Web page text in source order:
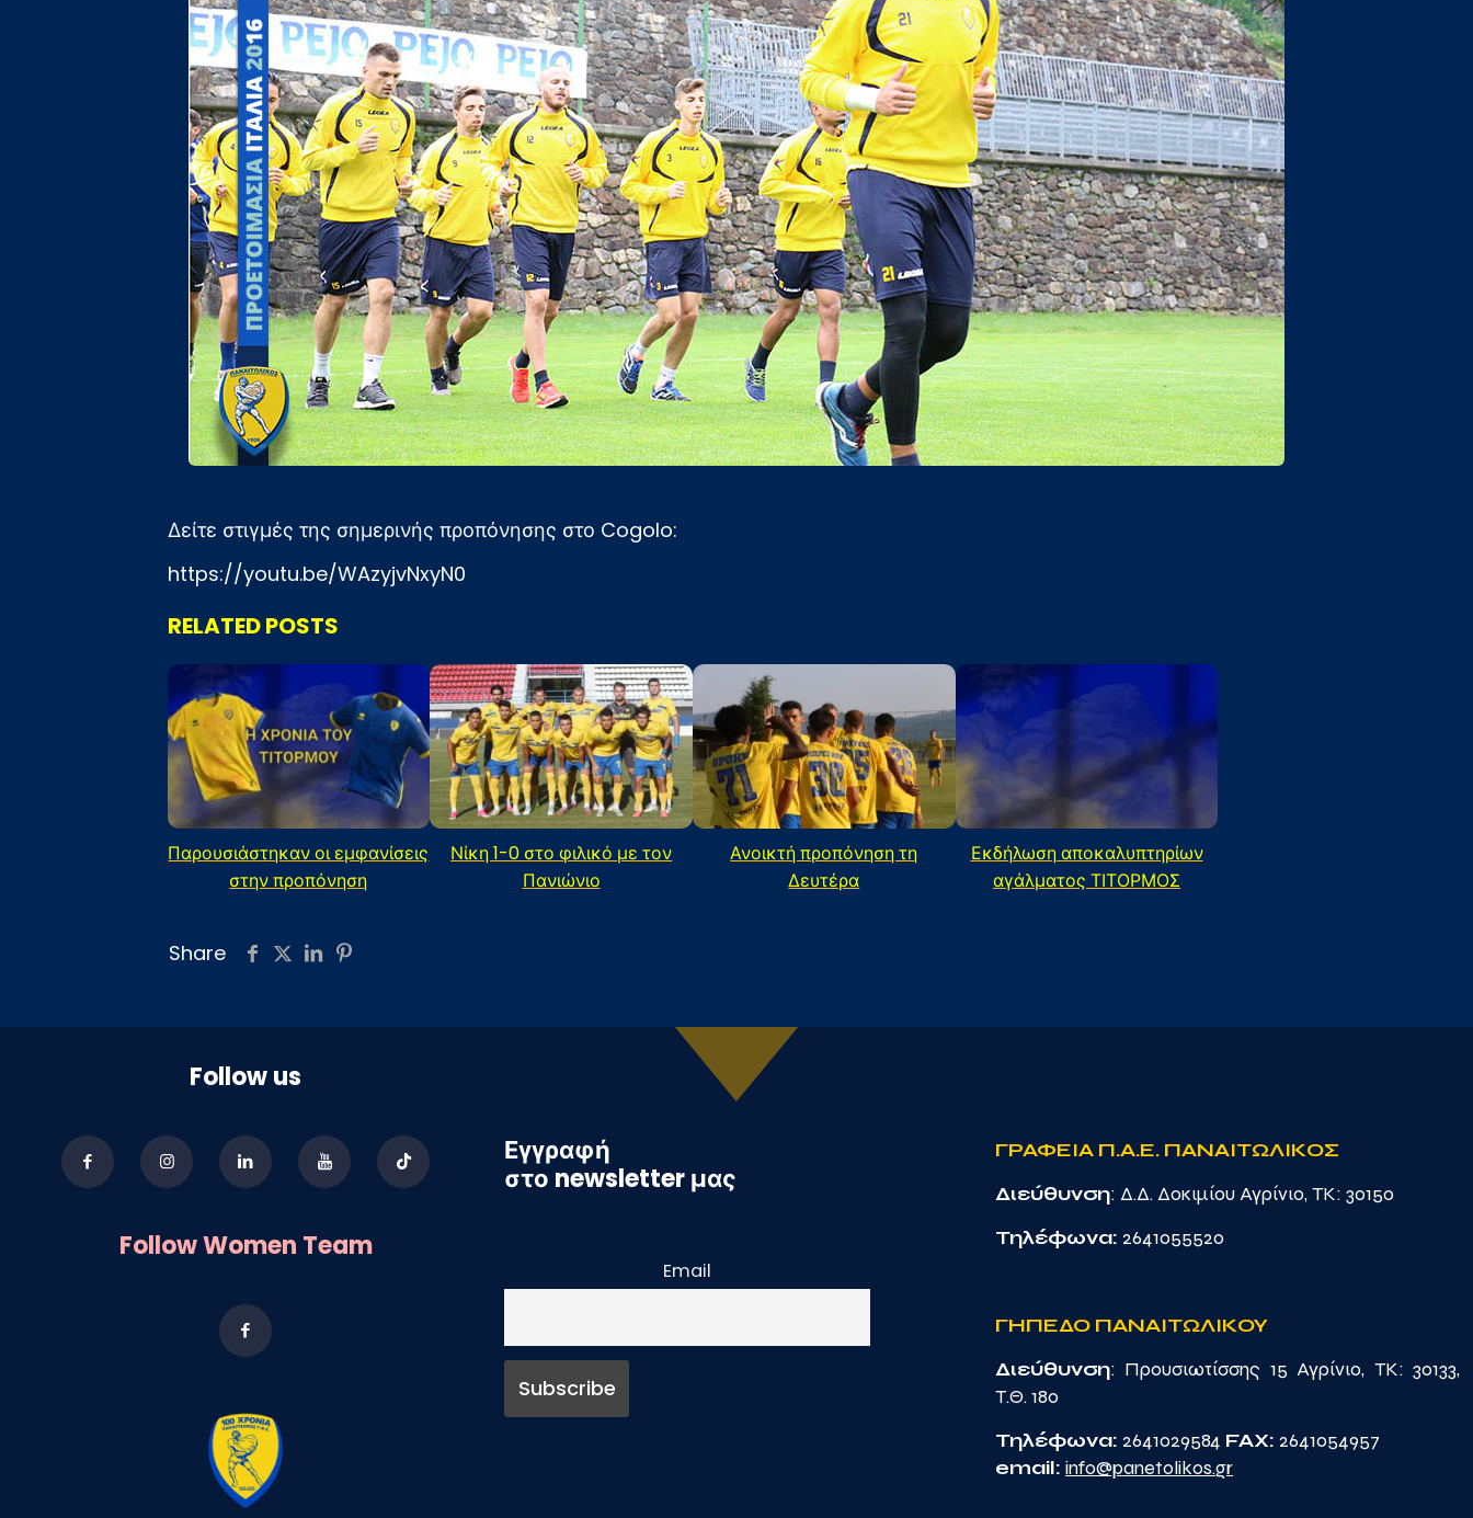
Δείτε στιγμές της σημερινής προπόνησης στο Cogolo:
https://youtu.be/WAzyjvNxyN0
RELATED POSTS
Παρουσιάστηκαν οι εμφανίσεις
στην προπόνηση
Νίκη 1-0 στο φιλικό με τον
Πανιώνιο
Ανοικτή προπόνηση τη
Δευτέρα
Εκδήλωση αποκαλυπτηρίων
αγάλματος ΤΙΤΟΡΜΟΣ
Share
Follow us
Follow Women Team
Εγγραφή
στο newsletter μας
Email
ΓΡΑΦΕΙΑ Π.Α.Ε. ΠΑΝΑΙΤΩΛΙΚΟΣ
Διεύθυνση: Δ.Δ. Δοκιμίου Αγρίνιο, TK: 30150
Τηλέφωνα: 2641055520
ΓΗΠΕΔΟ ΠΑΝΑΙΤΩΛΙΚΟΥ
Διεύθυνση: Προυσιωτίσσης 15 Αγρίνιο, TK: 30133,
Τ.Θ. 180
Τηλέφωνα: 2641029584 FAX: 2641054957
email: info@panetolikos.gr